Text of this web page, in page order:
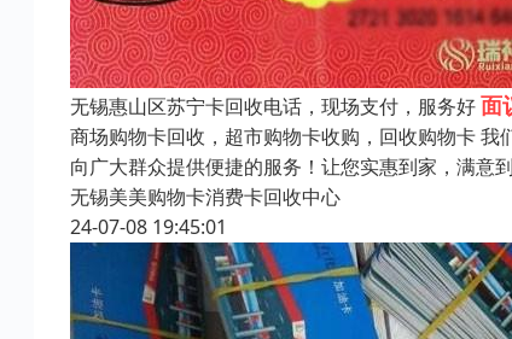
无锡惠山区苏宁卡回收电话，现场支付，服务好面
商场购物卡回收，超市购物卡收购，回收购物卡
向广大群众提供便捷的服务！让您实惠到家，满意
无锡美美购物卡消费卡回收中心
24-07-08 19:45:01